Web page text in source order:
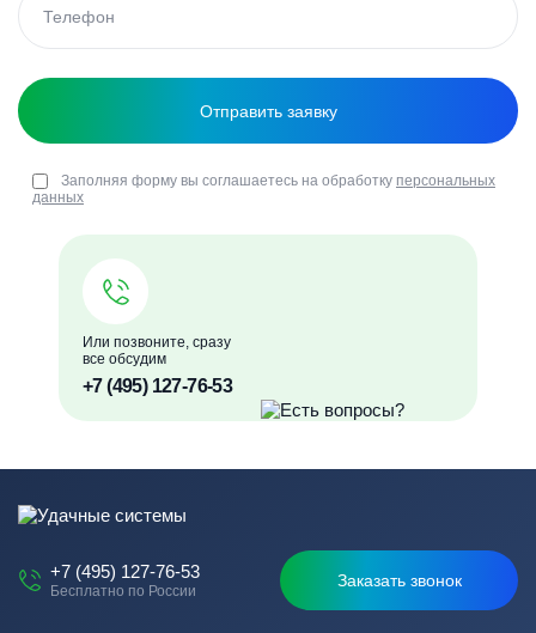
Или позвоните, сразу
все обсудим
+7 (495) 127-76-53
Заполняя форму вы соглашаетесь на обработку персональных
данных
+7 (495) 127-76-53
Бесплатно по России
Заказать звонок